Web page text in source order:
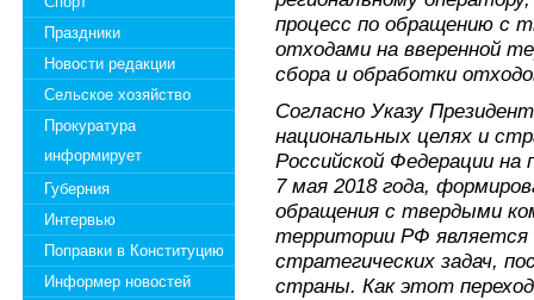
Праздники
Новости редакции
Сельское хозяйство
Прокуратура
информирует
Губерния
Интервью
Поправки в Конституцию
Информер новостей
процесс по обращению с
отходами на вверенной
сбора и обработки
Согласно Указу
национальных целях и
Российской Федерации на
7 мая 2018 года,
обращения с твердыми
территории РФ является
стратегических задач,
страны. Как этот